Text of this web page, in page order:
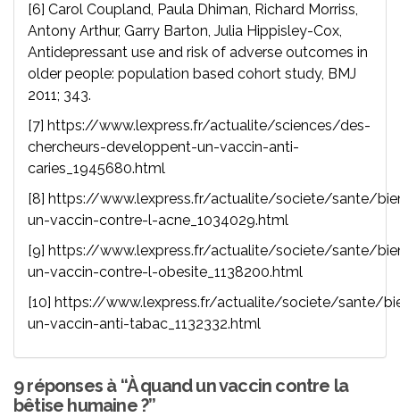
[6] Carol Coupland, Paula Dhiman, Richard Morriss,
Antony Arthur, Garry Barton, Julia Hippisley-Cox,
Antidepressant use and risk of adverse outcomes in
older people: population based cohort study, BMJ
2011; 343.
[7] https://www.lexpress.fr/actualite/sciences/des-
chercheurs-developpent-un-vaccin-anti-
caries_1945680.html
[8] https://www.lexpress.fr/actualite/societe/sante/
un-vaccin-contre-l-acne_1034029.html
[9] https://www.lexpress.fr/actualite/societe/sante/
un-vaccin-contre-l-obesite_1138200.html
[10] https://www.lexpress.fr/actualite/societe/sante/
un-vaccin-anti-tabac_1132332.html
9 réponses à “À quand un vaccin contre la
bêtise humaine ?”